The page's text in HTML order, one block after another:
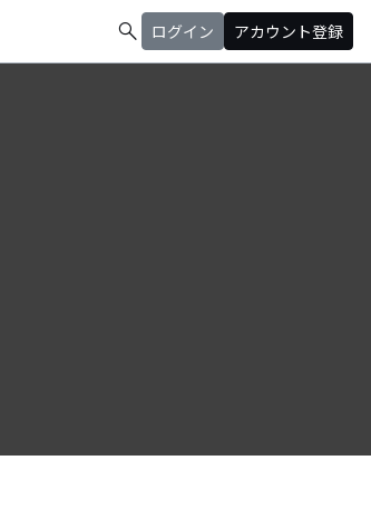
search ログイン アカウント登録